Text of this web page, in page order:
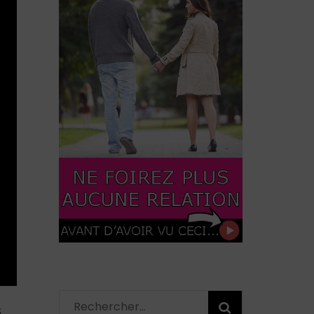
Rechercher :